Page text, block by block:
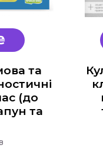
та
(до
та